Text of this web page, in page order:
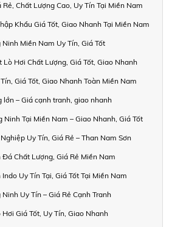
Chất Lượng Cao, Uy Tín Tại Miền Nam
Khẩu Giá Tốt, Giao Nhanh Tại Miền Nam
Miền Nam Uy Tín, Giá Tốt
Hơi Chất Lượng, Giá Tốt, Giao Nhanh
Giá Tốt, Giao Nhanh Toàn Miền Nam
lớn – Giá cạnh tranh, giao nhanh
Ninh Tại Miền Nam – Giao Nhanh, Giá Tốt
Uy Tín, Giá Rẻ – Than Nam Sơn
Chất Lượng, Giá Rẻ Miền Nam
Uy Tín Tại, Giá Tốt Tại Miền Nam
Uy Tín – Giá Rẻ Cạnh Tranh
Giá Tốt, Uy Tín, Giao Nhanh